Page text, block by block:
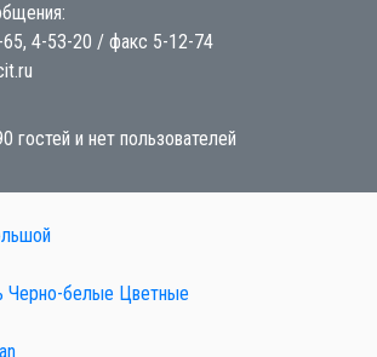
4-53-20 / факс 5-12-74
гостей и нет пользователей
Черно-белые Цветные